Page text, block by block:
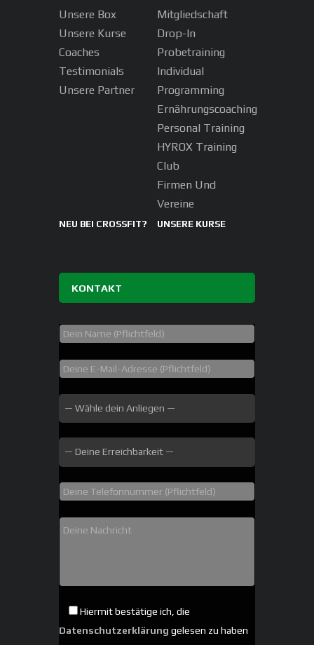
Unsere Box
Unsere Kurse
Coaches
Testimonials
Unsere Partner
Mitgliedschaft
Drop-In
Probetraining
Individual
Programming
Ernährungscoaching
Personal Training
HYROX Training
Club
Firmen Und
Vereine
NEU BEI CROSSFIT? UNSERE KURSE
KONTAKT
Hiermit bestätige ich, die
Datenschutzerklärung gelesen zu haben